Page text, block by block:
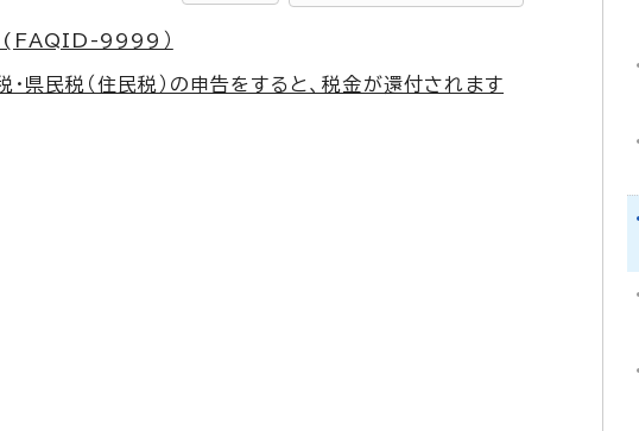
(FAQID-9999）
県民税（住民税）の申告をすると、税金が還付されます